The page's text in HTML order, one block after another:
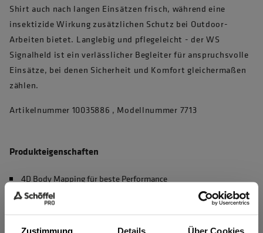
Zustimmung Details Über Cookies
Shirt auch nach langen Einsätzen frisch, während eine
insektizide Wirkung zusätzlichen Schutz bei Outdoor-
Arbeiten bietet. Langlebig und pflegeleicht - der WS
Signalheld ist ein verlässlicher Begleiter für anspruchsvolle
Einsätze, bei denen Sicherheit und Komfort gleichermaßen
zählen.
Artikelnummer 10035886 , Modellnummer 7713
Produkteigenschaften
4D Body Mapping für beste Performance
Waschbar bei 60°C, max. 50 Haushaltswäschen (EN 20471)